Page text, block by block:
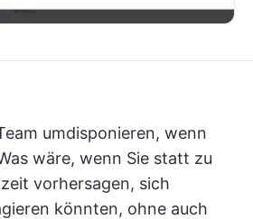
umdisponieren, wenn
wäre, wenn Sie statt zu
vorhersagen, sich
könnten, ohne auch